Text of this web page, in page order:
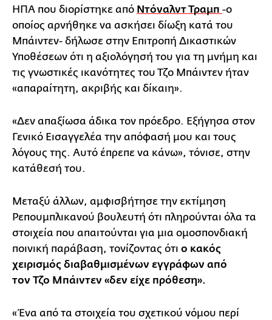
ΗΠΑ που διορίστηκε από Ντόναλντ Τραμπ -ο
οποίος αρνήθηκε να ασκήσει δίωξη κατά του
Μπάιντεν- δήλωσε στην Επιτροπή Δικαστικών
Υποθέσεων ότι η αξιολόγησή του για τη μνήμη και
τις γνωστικές ικανότητες του Τζο Μπάιντεν ήταν
«απαραίτητη, ακριβής και δίκαιη».
«Δεν απαξίωσα άδικα τον πρόεδρο. Εξήγησα στον
Γενικό Εισαγγελέα την απόφασή μου και τους
λόγους της. Αυτό έπρεπε να κάνω», τόνισε, στην
κατάθεσή του.
Μεταξύ άλλων, αμφισβήτησε την εκτίμηση
Ρεπουμπλικανού βουλευτή ότι πληρούνται όλα τα
στοιχεία που απαιτούνται για μια ομοσπονδιακή
ποινική παράβαση, τονίζοντας ότι ο κακός
χειρισμός διαβαθμισμένων εγγράφων από
τον Τζο Μπάιντεν «δεν είχε πρόθεση».
«Ένα από τα στοιχεία του σχετικού νόμου περί